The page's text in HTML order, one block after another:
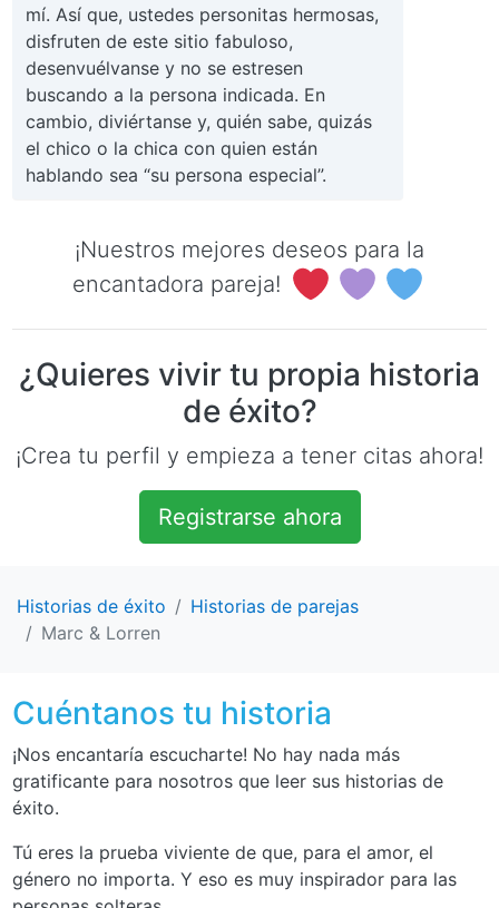
mí. Así que, ustedes personitas hermosas,
disfruten de este sitio fabuloso,
desenvuélvanse y no se estresen
buscando a la persona indicada. En
cambio, diviértanse y, quién sabe, quizás
el chico o la chica con quien están
hablando sea “su persona especial”.
¡Nuestros mejores deseos para la
encantadora pareja!
¿Quieres vivir tu propia historia
de éxito?
¡Crea tu perfil y empieza a tener citas ahora!
Registrarse ahora
Historias de éxito
Historias de parejas
Marc & Lorren
Cuéntanos tu historia
¡Nos encantaría escucharte! No hay nada más
gratificante para nosotros que leer sus historias de
éxito.
Tú eres la prueba viviente de que, para el amor, el
género no importa. Y eso es muy inspirador para las